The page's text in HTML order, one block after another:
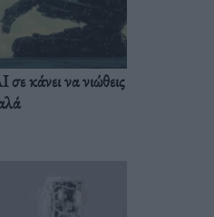
κάνει να νιώθεις